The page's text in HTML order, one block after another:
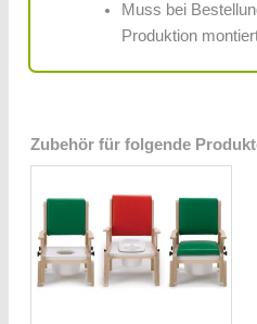
Muss bei
Produktion
Zubehör für folgende